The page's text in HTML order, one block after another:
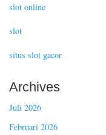
slot online
slot
situs slot gacor
Archives
Juli 2026
Februari 2026